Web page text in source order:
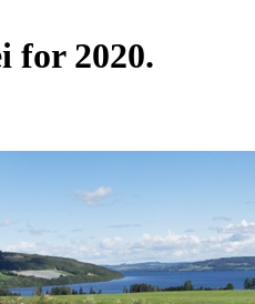
for 2020.